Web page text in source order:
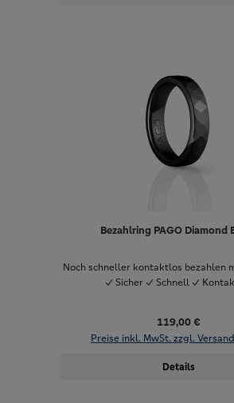
Bezahlring PAGO Diamond
Noch schneller kontaktlos bezahlen
✓ Sicher ✓ Schnell ✓
119,00 €
Preise inkl. MwSt. zzgl.
Details